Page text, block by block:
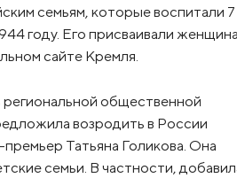
семьям, которые воспитали 7
году. Его присваивали
сайте Кремля.
общественной
возродить в России
Татьяна Голикова. Она
семьи. В частности,